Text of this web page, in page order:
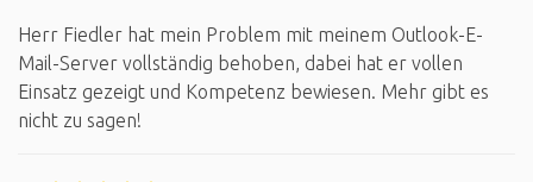
Herr Fiedler hat mein Problem mit meinem Outlook-E-
Mail-Server vollständig behoben, dabei hat er vollen
Einsatz gezeigt und Kompetenz bewiesen. Mehr gibt es
nicht zu sagen!